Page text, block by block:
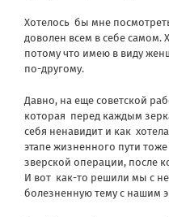
Хотелось бы мне
доволен всем в себе самом.
потому что имею в виду
по-другому.
Давно, на еще советской
которая перед каждым
себя ненавидит и как
этапе жизненного пути
зверской операции, после
И вот как-то решили мы с
болезненную тему с нашим